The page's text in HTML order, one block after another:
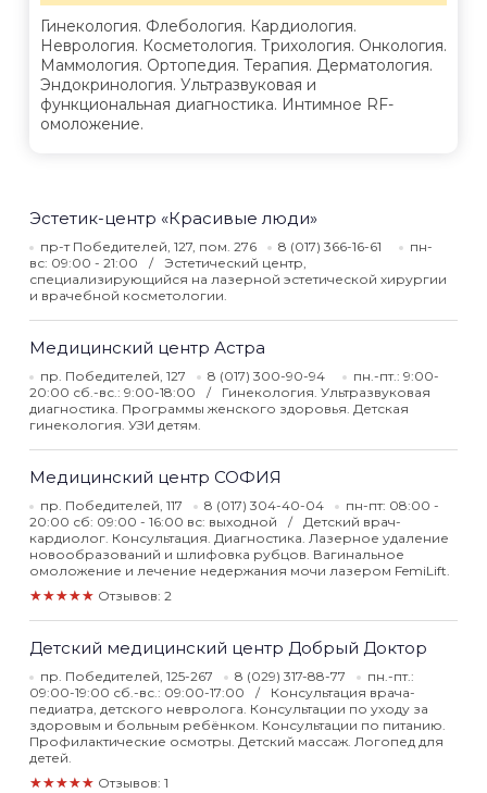
Гинекология. Флебология. Кардиология.
Неврология. Косметология. Трихология. Онкология.
Маммология. Ортопедия. Терапия. Дерматология.
Эндокринология. Ультразвуковая и
функциональная диагностика. Интимное RF-
омоложение.
Эстетик-центр «Красивые люди»
пр-т Победителей, 127, пом. 276 8 (017) 366-16-61
пн-
вс: 09:00 - 21:00
Эстетический центр,
специализирующийся на лазерной эстетической хирургии
и врачебной косметологии.
Медицинский центр Астра
пр. Победителей, 127 8 (017) 300-90-94
пн.-пт.: 9:00-
20:00 сб.-вс.: 9:00-18:00
Гинекология. Ультразвуковая
диагностика. Программы женского здоровья. Детская
гинекология. УЗИ детям.
Медицинский центр СОФИЯ
пр. Победителей, 117 8 (017) 304-40-04
пн-пт: 08:00 -
20:00 сб: 09:00 - 16:00 вс: выходной
Детский врач-
кардиолог. Консультация. Диагностика. Лазерное удаление
новообразований и шлифовка рубцов. Вагинальное
омоложение и лечение недержания мочи лазером FemiLift.
★★★★★ Отзывов: 2
Детский медицинский центр Добрый Доктор
пр. Победителей, 125-267 8 (029) 317-88-77
пн.-пт.:
09:00-19:00 сб.-вс.: 09:00-17:00
Консультация врача-
педиатра, детского невролога. Консультации по уходу за
здоровым и больным ребёнком. Консультации по питанию.
Профилактические осмотры. Детский массаж. Логопед для
детей.
★★★★★ Отзывов: 1